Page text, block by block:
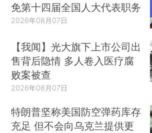
免第十四届全国人大代表职务
2026年08月07日
【我闻】光大旗下上市公司出
售背后隐情 多人卷入医疗腐
败案被查
2026年08月07日
特朗普坚称美国防空弹药库存
充足 但不会向乌克兰提供更